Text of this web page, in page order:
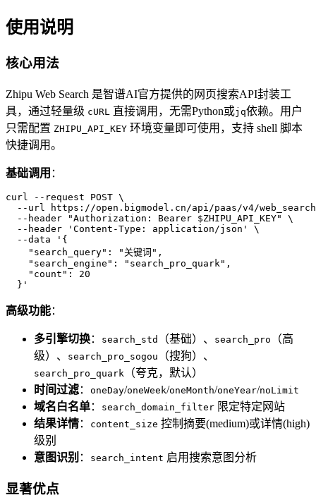
使用说明
核心用法
Zhipu Web Search 是智谱AI官方提供的网页搜索API封装工
具，通过轻量级 cURL 直接调用，无需Python或jq依赖。用户
只需配置 ZHIPU_API_KEY 环境变量即可使用，支持 shell 脚本
快捷调用。
基础调用 ：
curl --request POST \
--url https://open.bigmodel.cn/api/paas/v4/
  --header "Authorization: Bearer $ZHIPU_API_KEY" \
  --header 'Content-Type: application/json' \
  --data '{
    "search_query": "关键词",
    "search_engine": "search_pro_quark",
    "count": 20
  }'
高级功能：
多引擎切换： search_std （基础）、 search_pro
（高
级）、
search_pro_sogou （搜狗）、
search_pro_quark （夸克，默认）
时间过滤： oneDay/oneWeek/oneMonth/oneYear/noLimit
域名白名单： search_domain_filter 限定特定网站
结果详情： content_size 控制摘要(medium)或详情(high)
级别
意图识别 ： search_intent 启用搜索意图分析
显著优点